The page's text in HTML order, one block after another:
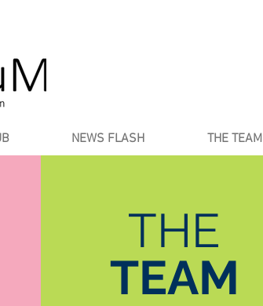
NEWS FLASH THE TEAM
THE
TEAM